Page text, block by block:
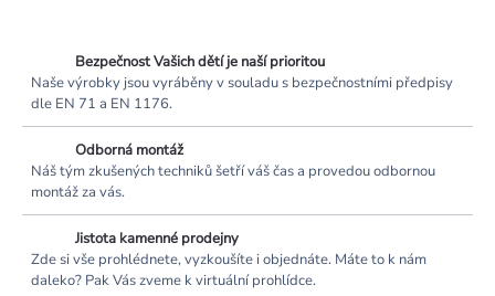
Bezpečnost Vašich dětí je naší prioritou
Naše výrobky jsou vyráběny v souladu s bezpečnostními předpisy
dle EN 71 a EN 1176.
Odborná montáž
Náš tým zkušených techniků šetří váš čas a provedou odbornou
montáž za vás.
Jistota kamenné prodejny
Zde si vše prohlédnete, vyzkoušíte i objednáte. Máte to k nám
daleko? Pak Vás zveme k virtuální prohlídce.